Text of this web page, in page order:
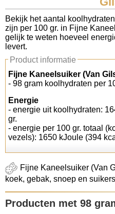
Koolhydraten tellen
Links
Bekijk het aantal
zijn per 100 gr. in Fijne
gelijk te weten hoeveel
levert.
Product informatie
Fijne Kaneelsuiker (Van
- 98 gram koolhydraten per
Energie
- energie uit koolhydraten:
gr.
- energie per 100 gr. totaal
vezels): 1650 kJoule (394
Fijne Kaneelsuiker (Van
koek, gebak, snoep en
Producten met 98